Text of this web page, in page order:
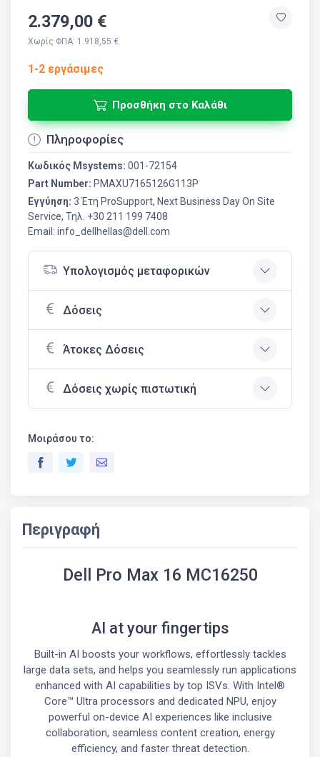
2.379,00 €
Χωρίς ΦΠΑ: 1.918,55 €
1-2 εργάσιμες
Προσθήκη στο Καλάθι
Πληροφορίες
Κωδικός Msystems: 001-72154
Part Number: PMAXU7165126G113P
Εγγύηση: 3 Έτη ProSupport, Next Business Day On Site
Service, Τηλ. +30 211 199 7408
Email: info_dellhellas@dell.com
Υπολογισμός μεταφορικών
Δόσεις
Άτοκες Δόσεις
Δόσεις χωρίς πιστωτική
Μοιράσου το:
Περιγραφή
Dell Pro Max 16 MC16250
AI at your fingertips
Built-in AI boosts your workflows, effortlessly tackles
large data sets, and helps you seamlessly run applications
enhanced with AI capabilities by top ISVs. With Intel®
Core™ Ultra processors and dedicated NPU, enjoy
powerful on-device AI experiences like inclusive
collaboration, seamless content creation, energy
efficiency, and faster threat detection.